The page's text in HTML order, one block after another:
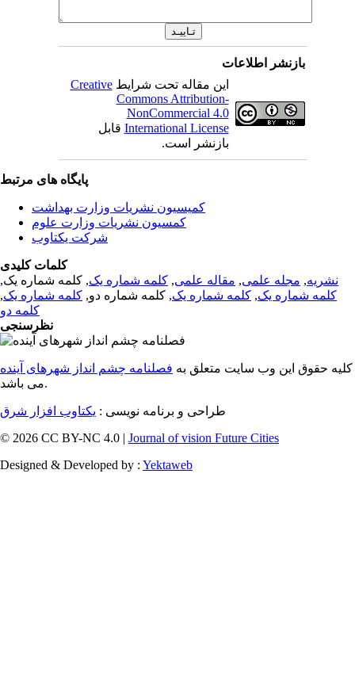
بازنشر اطلاعات
این مقاله تحت شرایطCreative
Commons Attribution-
NonCommercial 4.0
International License قابل
بازنشر است.
پایگاه های مرتبط
کمیسیون نشریات وزارت بهداشت
کمسیون نشریات وزارت علوم
شرکت یکتاوب
کلمات کلیدی
نشریه, مجله علمی, مقاله علمی, کلمه شماره یک, کلمه شماره یک,
کلمه شماره یک, کلمه شماره یک, کلمه شماره دو, کلمه شماره یک,
کلمه دو
نظرسنجی
کلیه حقوق این وب سایت متعلق به فصلنامه چشم انداز شهرهای آینده
می باشد.
طراحی و برنامه نویسی : یکتاوب افزار شرق
© 2026 CC BY-NC 4.0 | Journal of vision Future Cities
Designed & Developed by : Yektaweb